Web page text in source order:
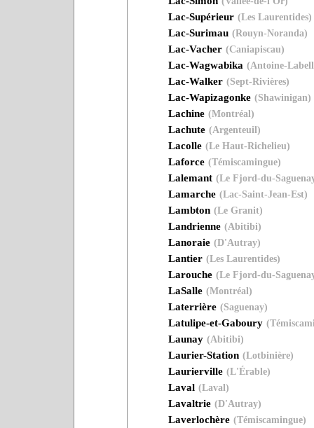
Lac-Supérieur (Les Laurentides)
Lac-Surimau (Rouyn-Noranda)
Lac-Vacher (Caniapiscau)
Lac-Wagwabika (Antoine-
Lac-Walker (Sept-Rivières)
Lac-Wapizagonke (Shawinigan)
Lachine (Montréal)
Lachute (Argenteuil)
Lacolle (Le Haut-Richelieu)
Laforce (Témiscamingue)
Lalemant (Le Fjord-du-
Lamarche (Lac-Saint-Jean-Est)
Lambton (Le Granit)
Landrienne (Abitibi)
Lanoraie (D'Autray)
Lantier (Les Laurentides)
Larouche (Le Fjord-du-
LaSalle (Montréal)
Laterrière (Saguenay)
Latulipe-et-Gaboury
Launay (Abitibi)
Laurier-Station (Lotbinière)
Laurierville (L'Érable)
Laval (Laval)
Lavaltrie (D'Autray)
Laverlochère (Témiscamingue)